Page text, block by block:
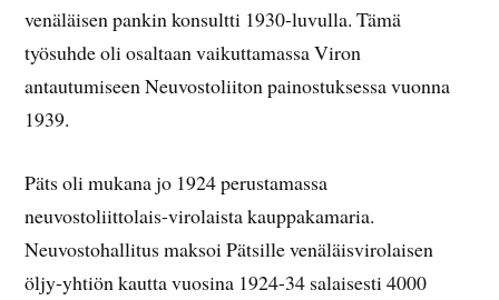
venäläisen pankin konsultti 1930-luvulla. Tämä
työsuhde oli osaltaan vaikuttamassa Viron
antautumiseen Neuvostoliiton painostuksessa vuonna
1939.
Päts oli mukana jo 1924 perustamassa
neuvostoliittolais-virolaista kauppakamaria.
Neuvostohallitus maksoi Pätsille venäläisvirolaisen
öljy-yhtiön kautta vuosina 1924-34 salaisesti 4000